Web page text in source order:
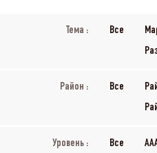
Тема : Все
Район : Все
Уровень : Все